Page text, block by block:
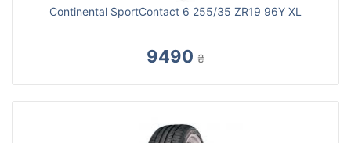
Continental SportContact 6 255/35 ZR19 96Y XL
9490 ₴